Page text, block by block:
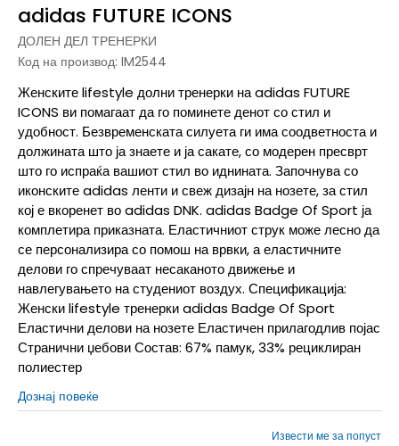
adidas FUTURE ICONS
ДОЛЕН ДЕЛ ТРЕНЕРКИ
Код на производ: IM2544
Женските lifestyle долни тренерки на adidas FUTURE
ICONS ви помагаат да го поминете денот со стил и
удобност. Безвременската силуета ги има соодветноста и
должината што ја знаете и ја сакате, со модерен пресврт
што го испраќа вашиот стил во иднината. Започнува со
иконските adidas ленти и свеж дизајн на нозете, за стил
кој е вкоренет во adidas DNK. adidas Badge Of Sport ја
комплетира приказната. Еластичниот струк може лесно да
се персонализира со помош на врвки, а еластичните
делови го спречуваат несаканото движење и
навлегувањето на студениот воздух. Спецификација:
Женски lifestyle тренерки adidas Badge Of Sport
Еластични делови на нозете Еластичен прилагодлив појас
Странични џебови Состав: 67% памук, 33% рециклиран
полиестер
Дознај повеќе
Извести ме за попуст